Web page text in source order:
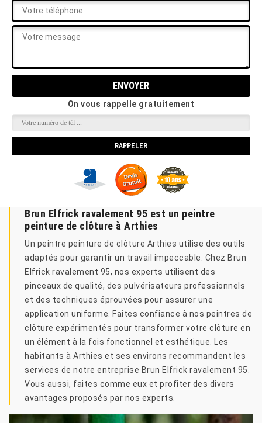
On vous rappelle gratuitement
Brun Elfrick ravalement 95 est un peintre
peinture de clôture à Arthies
Un peintre peinture de clôture Arthies utilise des outils
adaptés pour garantir un travail impeccable. Chez Brun
Elfrick ravalement 95, nos experts utilisent des
pinceaux de qualité, des pulvérisateurs professionnels
et des techniques éprouvées pour assurer une
application uniforme. Faites confiance à nos peintres de
clôture expérimentés pour transformer votre clôture en
un élément à la fois fonctionnel et esthétique. Les
habitants à Arthies et ses environs recommandent les
services de notre entreprise Brun Elfrick ravalement 95.
Vous aussi, faites comme eux et profiter des divers
avantages proposés par nos experts.